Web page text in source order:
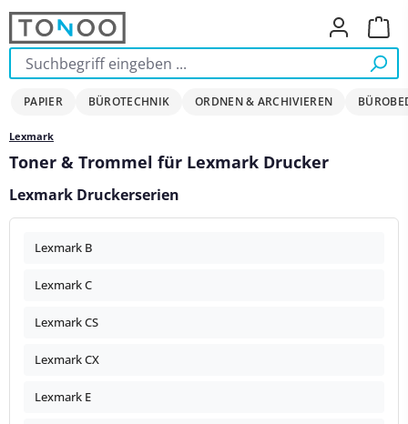
Zum Hauptinhalt springen
PAPIER BÜROTECHNIK ORDNEN & ARCHIVIEREN
Lexmark
Toner & Trommel für Lexmark Drucker
Lexmark Druckerserien
Lexmark B
Lexmark C
Lexmark CS
Lexmark CX
Lexmark E